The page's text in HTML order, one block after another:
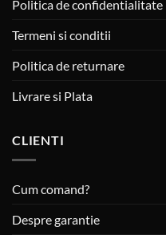
Politica de confidentialitate
Termeni si conditii
Politica de returnare
Livrare si Plata
CLIENTI
Cum comand?
Despre garantie